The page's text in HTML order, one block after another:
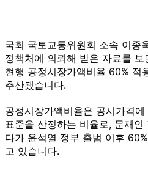
국회 국토교통위원회 소속 이종
정책처에 의뢰해 받은 자료를
현행 공정시장가액비율 60% 적
추산됐습니다.
공정시장가액비율은 공시가격
표준을 산정하는 비율로, 문재
다가 윤석열 정부 출범 이후
고 있습니다.